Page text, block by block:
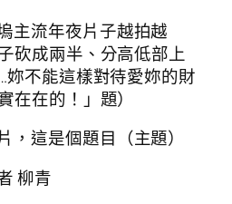
主流年夜片子越拍越
砍成兩半、分高低部上
不能這樣對待愛妳的財
在在的！」題）
，這是個題目（主題）
柳青